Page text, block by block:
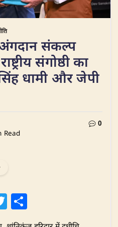
अंगदान संकल्प
संगोष्ठी का
धामी और जेपी
Read
0
T
w